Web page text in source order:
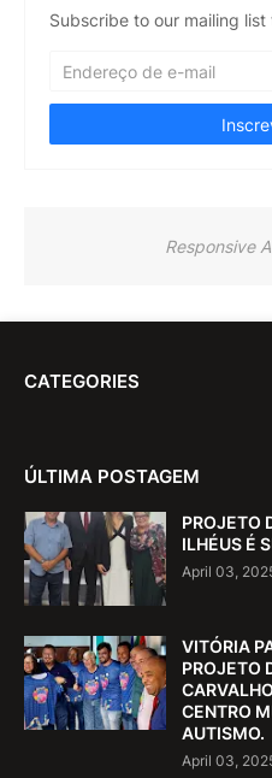
Subscribe to our mailing
Responsive
CATEGORIES
ÚLTIMA POSTAGEM
PROJETO
ILHÉUS É
April 03,
VITÓRIA
PROJETO
CENTRO
AUTISMO.
April 03,